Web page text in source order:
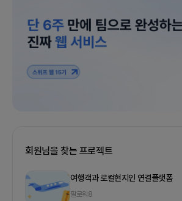
회원님을 찾는 프로젝트
여행객과 로컬현지인 연결플랫폼
팔로워 8